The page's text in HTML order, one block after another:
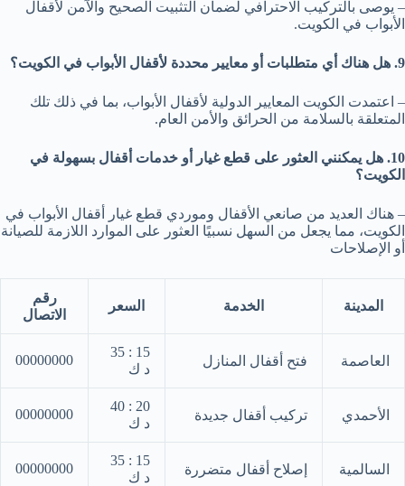
– يوصى بالتركيب الاحترافي لضمان التثبيت الصحيح والآمن لأقفال
الأبواب في الكويت.
9. هل هناك أي متطلبات أو معايير محددة لأقفال الأبواب في الكويت؟
– اعتمدت الكويت المعايير الدولية لأقفال الأبواب، بما في ذلك تلك
المتعلقة بالسلامة من الحرائق والأمن العام.
10. هل يمكنني العثور على قطع غيار أو خدمات أقفال بسهولة في
الكويت؟
– هناك العديد من صانعي الأقفال وموردي قطع غيار أقفال الأبواب في
الكويت، مما يجعل من السهل نسبيًا العثور على الموارد اللازمة للصيانة
أو الإصلاحات
المدينة الخدمة السعر
رقم
الاتصال
العاصمة فتح أقفال المنازل
15 : 35
د ك
00000000
الأحمدي تركيب أقفال جديدة
20 : 40
د ك
00000000
السالمية إصلاح أقفال متضررة
15 : 35
د ك
00000000